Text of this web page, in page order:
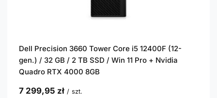
Dell Precision 3660 Tower Core i5 12400F (12-
gen.) / 32 GB / 2 TB SSD / Win 11 Pro + Nvidia
Quadro RTX 4000 8GB
7 299,95 zł / szt.